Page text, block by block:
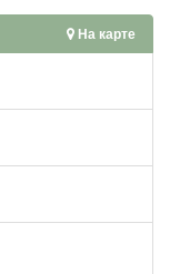
На карте